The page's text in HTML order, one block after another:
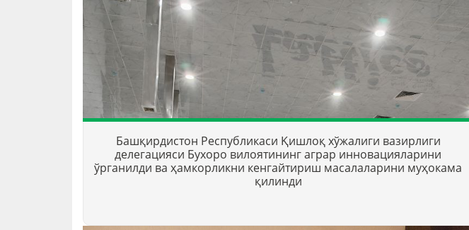
Башқирдистон Республикаси Қишлоқ хўжалиги вазирлиги
делегацияси Бухоро вилоятининг аграр инновацияларини
ўрганилди ва ҳамкорликни кенгайтириш масалаларини муҳокама
қилинди